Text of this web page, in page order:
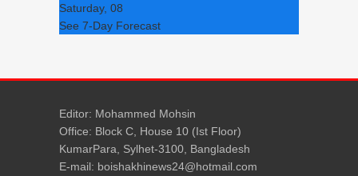
Saturday, 08
See 7-Day Forecast
Editor: Mohammed Mohsin
Office: Block C, House 10 (Ist Floor)
KumarPara, Sylhet-3100, Bangladesh
E-mail: boishakhinews24@hotmail.com